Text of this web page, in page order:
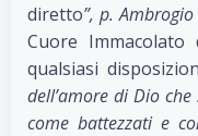
diretto”, p.
Cuore
qualsiasi
dell’amore di Dio
come battezzati e